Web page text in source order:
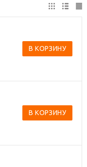
В КОРЗИНУ
В КОРЗИНУ